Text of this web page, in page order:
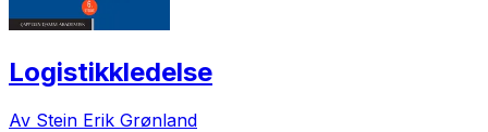
Logistikkledelse
Av Stein Erik Grønland